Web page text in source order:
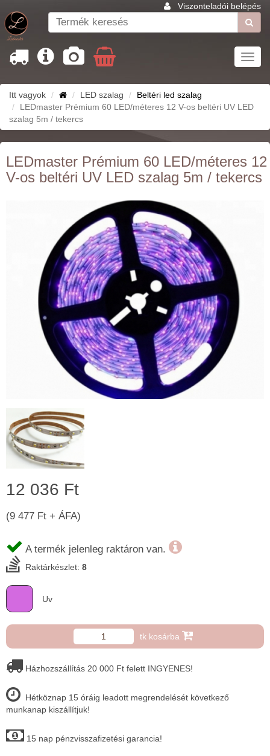
Viszonteladói belépés
Itt vagyok LED szalag
Beltéri led szalag
LEDmaster Prémium 60 LED/méteres 12 V-os beltéri UV LED
szalag 5m / tekercs
LEDmaster Prémium 60 LED/méteres 12
V-os beltéri UV LED szalag 5m / tekercs
12 036 Ft
(9 477 Ft + ÁFA)
A termék jelenleg raktáron van.
Raktárkészlet: 8
Uv
tk kosárba
Házhozszállítás 20 000 Ft felett INGYENES!
Hétköznap 15 óráig leadott megrendelését következő
munkanap kiszállítjuk!
15 nap pénzvisszafizetési garancia!